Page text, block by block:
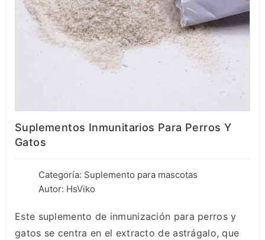
Suplementos Inmunitarios Para Perros Y
Gatos
Categoría: Suplemento para mascotas
Autor: HsViko
Este suplemento de inmunización para perros y
gatos se centra en el extracto de astrágalo, que